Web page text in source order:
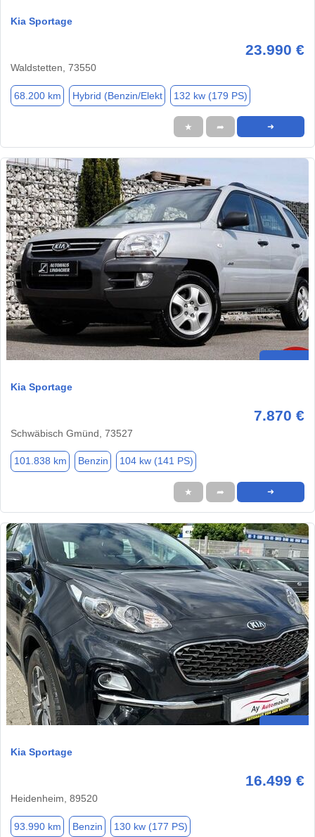
Kia Sportage
23.990 €
Waldstetten, 73550
68.200 km Hybrid (Benzin/Elekt 132 kw (179 PS)
★ ➦ ➜
Kia Sportage
7.870 €
Schwäbisch Gmünd, 73527
101.838 km Benzin 104 kw (141 PS)
★ ➦ ➜
Kia Sportage
16.499 €
Heidenheim, 89520
93.990 km Benzin 130 kw (177 PS)